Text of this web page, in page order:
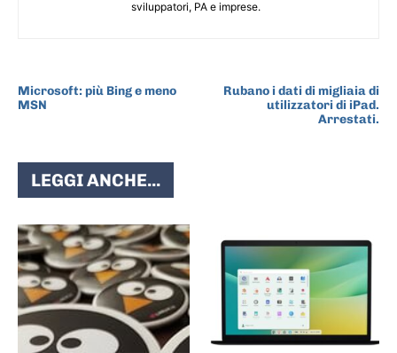
sviluppatori, PA e imprese.
Microsoft: più Bing e meno
MSN
Rubano i dati di migliaia di
utilizzatori di iPad.
Arrestati.
LEGGI ANCHE...